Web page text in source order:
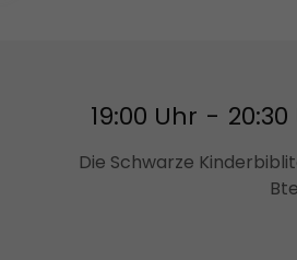
19:00 Uhr -
Die Schwarze